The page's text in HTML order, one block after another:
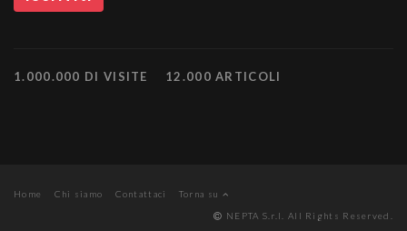
1.000.000 DI VISITE 12.000 ARTICOLI
Home Chi siamo Contattaci
Torna su
NEPTA S.r.l. All Rights Reserved.